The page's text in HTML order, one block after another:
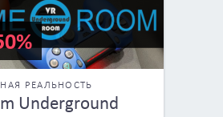
РЕАЛЬНОСТЬ
Underground